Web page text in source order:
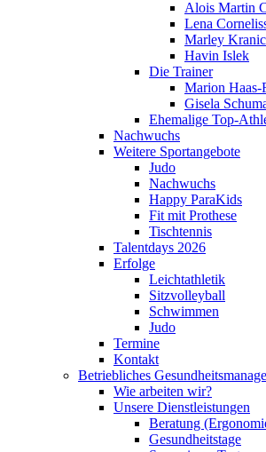
Alois Martin
Lena
Marley
Havin Islek
Die Trainer
Marion Haas-
Gisela
Ehemalige Top-
Nachwuchs
Weitere Sportangebote
Judo
Nachwuchs
Happy ParaKids
Fit mit Prothese
Tischtennis
Talentdays 2026
Erfolge
Leichtathletik
Sitzvolleyball
Schwimmen
Judo
Termine
Kontakt
Betriebliches
Wie arbeiten wir?
Unsere Dienstleistungen
Beratung
Gesundheitstage